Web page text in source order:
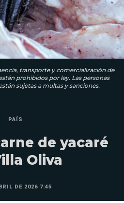
transporte y comercialización de
prohibidos por ley. Las personas
sujetas a multas y sanciones.
PAÍS
de yacaré
Oliva
DE 2026 7:45